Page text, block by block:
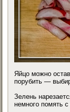
Яйцо можно
порубить —
Зелень
немного помять